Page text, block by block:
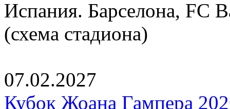
Испания. Барселона, FC
(схема стадиона)
07.02.2027
Кубок Жоана Гампера